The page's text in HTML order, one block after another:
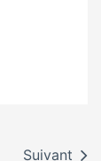
Suivant